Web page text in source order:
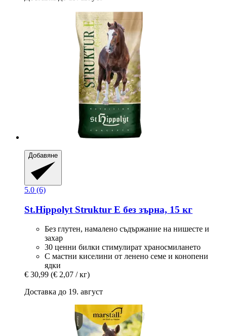
Добавяне
5.0 (6)
St.Hippolyt Struktur E без зърна, 15 кг
Без глутен, намалено съдържание на нишесте и
захар
30 ценни билки стимулират храносмилането
С мастни киселини от ленено семе и конопени
ядки
€ 30,99 (€ 2,07 / кг)
Доставка до 19. август